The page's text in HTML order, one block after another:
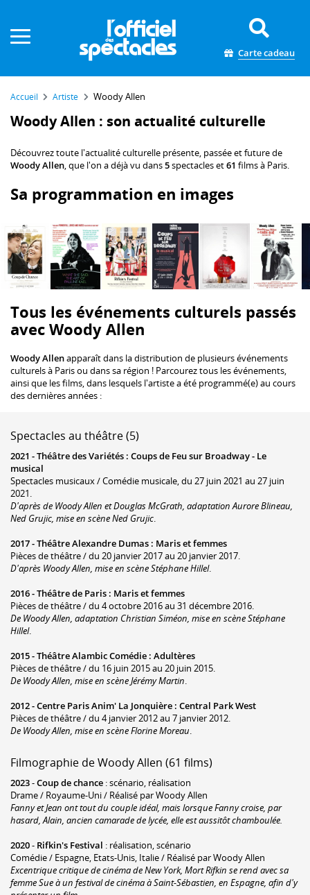
Carte cadeau
Accueil Artiste Woody Allen
Woody Allen : son actualité culturelle
Découvrez toute l'actualité culturelle présente, passée et future de
Woody Allen, que l'on a déjà vu dans5spectacles et61 films à Paris.
Sa programmation en images
Tous les événements culturels passés
avec Woody Allen
Woody Allenapparaît dans la distribution de plusieurs événements
culturels à Paris ou dans sa région ! Parcourez tous les événements,
ainsi que les films, dans lesquels l'artiste a été programmé(e) au cours
des dernières années :
Spectacles au théâtre (5)
2021 -Théâtre des Variétés : Coups de Feu sur Broadway - Le
musical
Spectacles musicaux / Comédie musicale, du 27 juin 2021 au 27 juin
2021.
D'après de Woody Allen et Douglas McGrath, adaptation Aurore Blineau,
Ned Grujic, mise en scène Ned Grujic.
2017 -Théâtre Alexandre Dumas : Maris et femmes
Pièces de théâtre / du 20 janvier 2017 au 20 janvier 2017.
D'après Woody Allen, mise en scène Stéphane Hillel.
2016 -Théâtre de Paris : Maris et femmes
Pièces de théâtre / du 4 octobre 2016 au 31 décembre 2016.
De Woody Allen, adaptation Christian Siméon, mise en scène Stéphane
Hillel.
2015 -Théâtre Alambic Comédie : Adultères
Pièces de théâtre / du 16 juin 2015 au 20 juin 2015.
De Woody Allen, mise en scène Jérémy Martin.
2012 -Centre Paris Anim' La Jonquière : Central Park West
Pièces de théâtre / du 4 janvier 2012 au 7 janvier 2012.
De Woody Allen, mise en scène Florine Moreau.
Filmographie de Woody Allen (61 films)
2023-Coup de chance : scénario, réalisation
Drame / Royaume-Uni / Réalisé par Woody Allen
Fanny et Jean ont tout du couple idéal, mais lorsque Fanny croise, par
hasard, Alain, ancien camarade de lycée, elle est aussitôt chamboulée.
2020- Rifkin's Festival : réalisation, scénario
Comédie / Espagne, Etats-Unis, Italie / Réalisé par Woody Allen
Excentrique critique de cinéma de New York, Mort Rifkin se rend avec sa
femme Sue à un festival de cinéma à Saint-Sébastien, en Espagne, afin d'y